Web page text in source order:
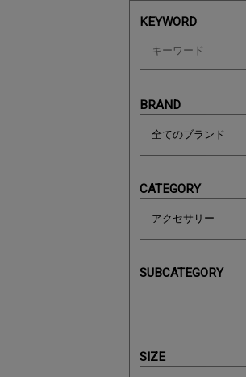
KEYWORD
BRAND
CATEGORY
SUBCATEGORY
SIZE